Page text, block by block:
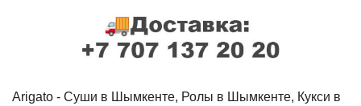
Arigato - Cуши в Шымкенте, Ролы в Шымкенте, Кукси в